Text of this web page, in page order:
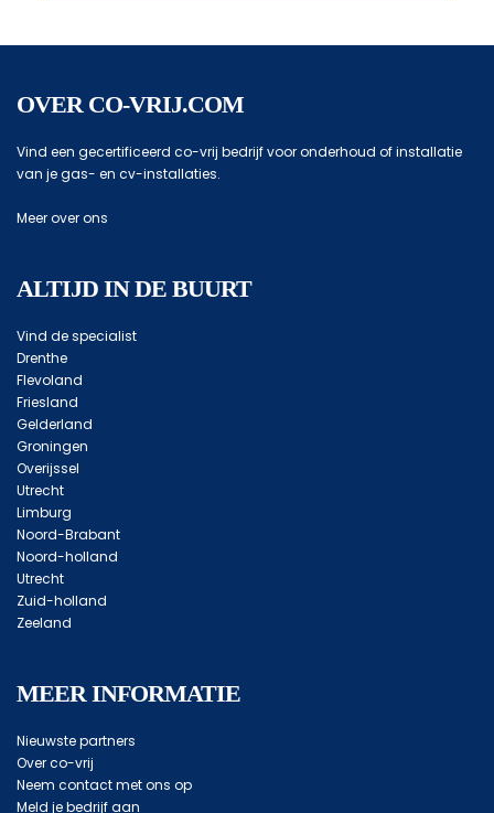
OVER CO-VRIJ.COM
Vind een gecertificeerd co-vrij bedrijf voor onderhoud of installatie
van je gas- en cv-installaties.
Meer over ons
ALTIJD IN DE BUURT
Vind de specialist
Drenthe
Flevoland
Friesland
Gelderland
Groningen
Overijssel
Utrecht
Limburg
Noord-Brabant
Noord-holland
Utrecht
Zuid-holland
Zeeland
MEER INFORMATIE
Nieuwste partners
Over co-vrij
Neem contact met ons op
Meld je bedrijf aan